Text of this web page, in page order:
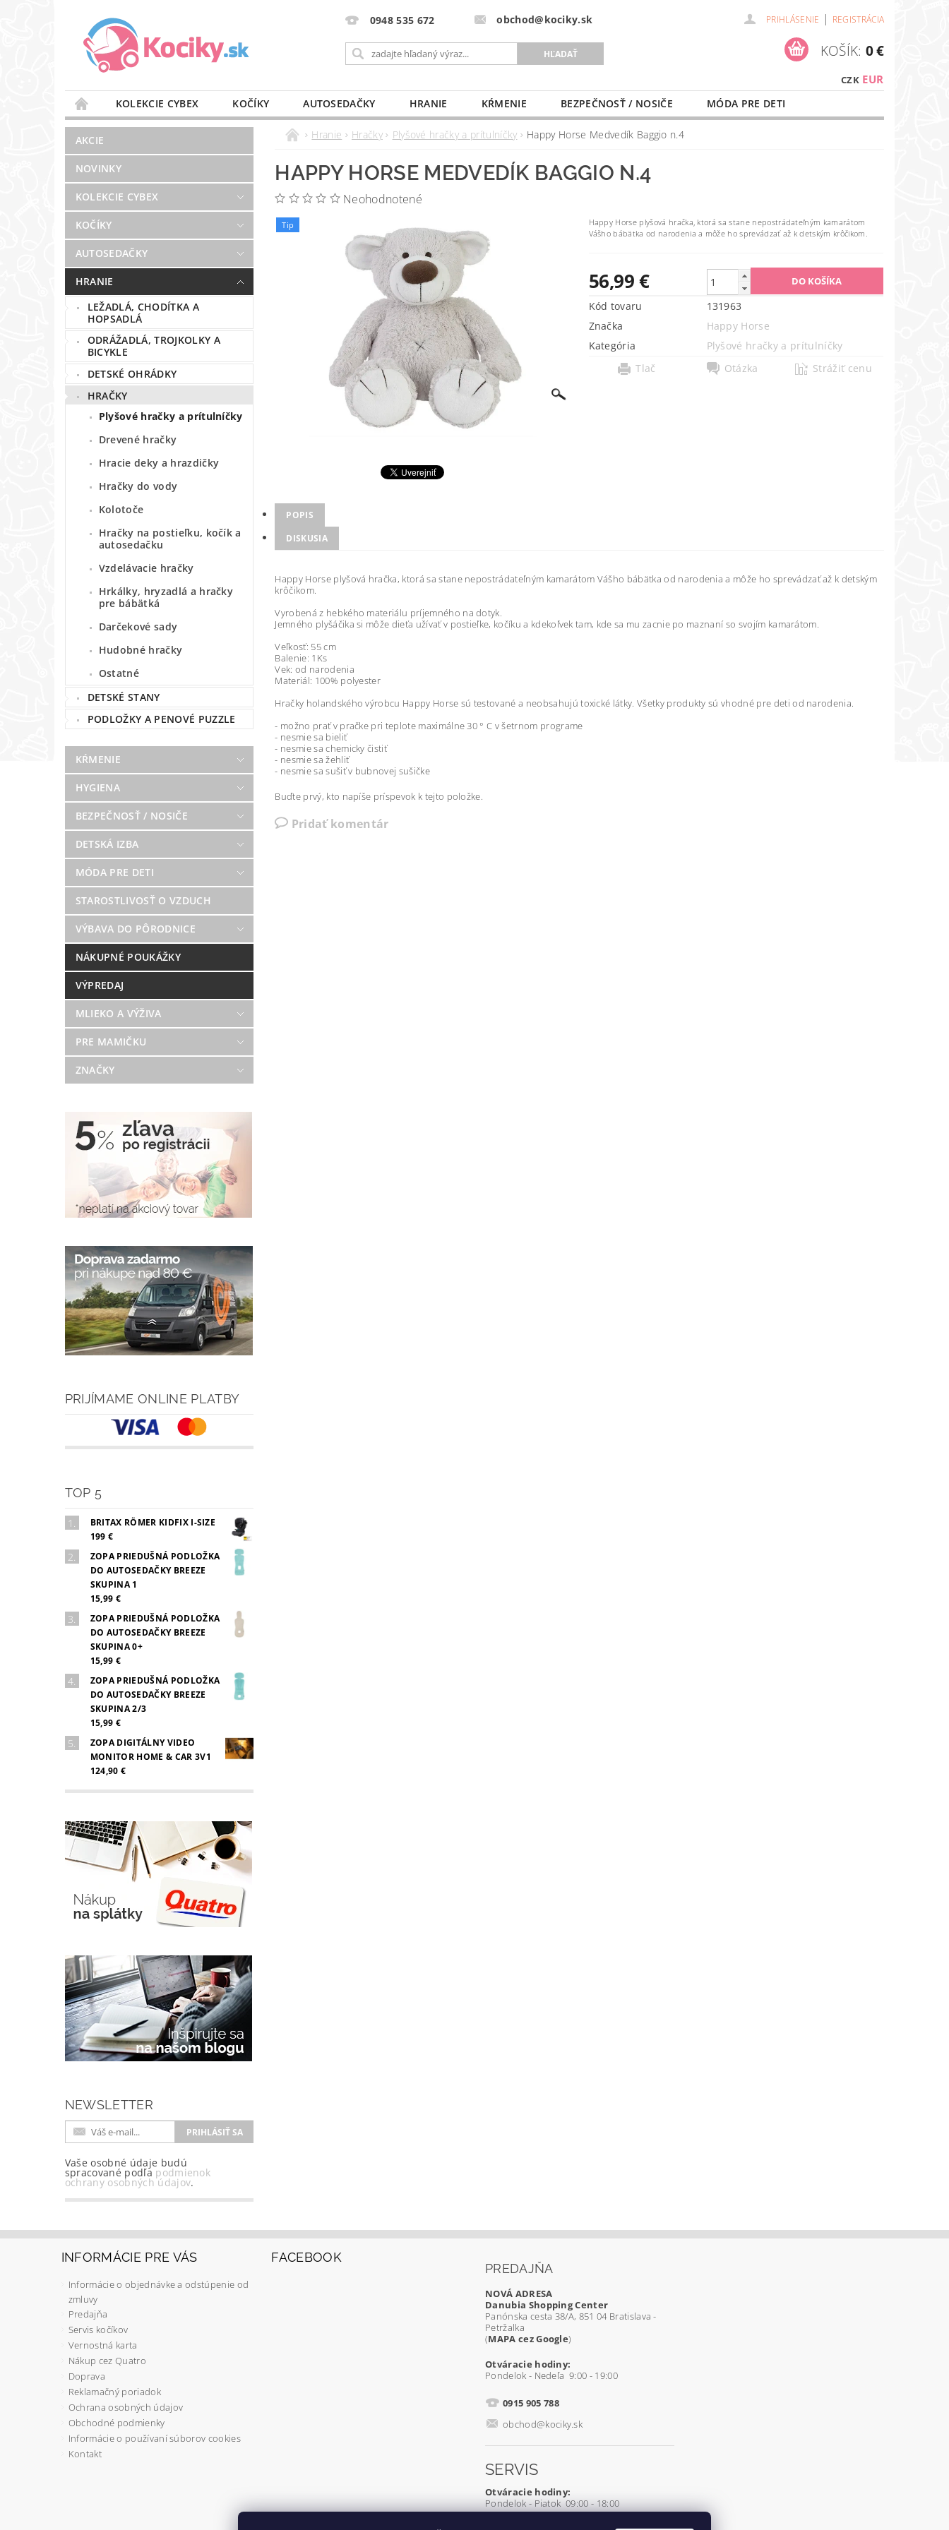
0948 535 672 obchod@kociky.sk PRIHLÁSENIE | REGISTRÁCIA
CZK EUR
KOŠÍK: 0 €
KOLEKCIE CYBEX KOČÍKY AUTOSEDAČKY HRANIE KŔMENIE BEZPEČNOSŤ / NOSIČE
MÓDA PRE DETI
STAROSTLIVOSŤ O VZDUCH
VÝBAVA DO PÔRODNICE MLIEKO A VÝŽIVA PRE MAMIČKU NAŠE SLUŽBY
BLOG
PREDAJŇA KONTAKT
AKCIE
NOVINKY
KOLEKCIE CYBEX
KOČÍKY
AUTOSEDAČKY
HRANIE
LEŽADLÁ, CHODÍTKA A
HOPSADLÁ
ODRÁŽADLÁ, TROJKOLKY A
BICYKLE
DETSKÉ OHRÁDKY
HRAČKY
Plyšové hračky a prítulníčky
Drevené hračky
Hracie deky a hrazdičky
Hračky do vody
Kolotoče
Hračky na postieľku, kočík a
autosedačku
Vzdelávacie hračky
Hrkálky, hryzadlá a hračky
pre bábätká
Darčekové sady
Hudobné hračky
Ostatné
DETSKÉ STANY
PODLOŽKY A PENOVÉ PUZZLE
KŔMENIE
HYGIENA
BEZPEČNOSŤ / NOSIČE
DETSKÁ IZBA
MÓDA PRE DETI
STAROSTLIVOSŤ O VZDUCH
VÝBAVA DO PÔRODNICE
NÁKUPNÉ POUKÁŽKY
VÝPREDAJ
MLIEKO A VÝŽIVA
PRE MAMIČKU
ZNAČKY
PRIJÍMAME ONLINE PLATBY
TOP 5
BRITAX RÖMER KIDFIX I-SIZE
199 €
ZOPA PRIEDUŠNÁ PODLOŽKA
DO AUTOSEDAČKY BREEZE
SKUPINA 1
15,99 €
ZOPA PRIEDUŠNÁ PODLOŽKA
DO AUTOSEDAČKY BREEZE
SKUPINA 0+
15,99 €
ZOPA PRIEDUŠNÁ PODLOŽKA
DO AUTOSEDAČKY BREEZE
SKUPINA 2/3
15,99 €
ZOPA DIGITÁLNY VIDEO
MONITOR HOME & CAR 3V1
124,90 €
NEWSLETTER
Vaše osobné údaje budú
spracované podľa podmienok
ochrany osobných údajov.
Hranie Hračky Plyšové hračky a prítulníčky Happy Horse Medvedík Baggio n.4
HAPPY HORSE MEDVEDÍK BAGGIO N.4
Neohodnotené
Tip
Happy Horse plyšová hračka, ktorá sa stane nepostrádateľným kamarátom
Vášho bábätka od narodenia a môže ho sprevádzať až k detským krôčikom.
56,99 €
Kód tovaru
131963
Značka
Happy Horse
Kategória
Plyšové hračky a prítulníčky
Tlač
Otázka Strážiť cenu
POPIS
DISKUSIA
Happy Horse plyšová hračka, ktorá sa stane nepostrádateľným kamarátom Vášho bábätka od narodenia a môže ho sprevádzať až k detským
krôčikom.
Vyrobená z hebkého materiálu príjemného na dotyk.
Jemného plyšáčika si môže dieťa užívať v postieľke, kočíku a kdekoľvek tam, kde sa mu zacnie po maznaní so svojím kamarátom.
Veľkosť: 55 cm
Balenie: 1Ks
Vek: od narodenia
Materiál: 100% polyester
Hračky holandského výrobcu Happy Horse sú testované a neobsahujú toxické látky. Všetky produkty sú vhodné pre deti od narodenia.
- možno prať v pračke pri teplote maximálne 30 ° C v šetrnom programe
- nesmie sa bieliť
- nesmie sa chemicky čistiť
- nesmie sa žehliť
- nesmie sa sušiť v bubnovej sušičke
Buďte prvý, kto napíše príspevok k tejto položke.
Pridať komentár
INFORMÁCIE PRE VÁS
Informácie o objednávke a odstúpenie od
zmluvy
Predajňa
Servis kočíkov
Vernostná karta
Nákup cez Quatro
Doprava
Reklamačný poriadok
Ochrana osobných údajov
Obchodné podmienky
Informácie o používaní súborov cookies
Kontakt
FACEBOOK
PREDAJŇA
NOVÁ ADRESA
Danubia Shopping Center
Panónska cesta 38/A, 851 04 Bratislava -
Petržalka
(MAPA cez Google)
Otváracie hodiny:
Pondelok - Nedeľa 9:00 - 19:00
0915 905 788
obchod@kociky.sk
SERVIS
Otváracie hodiny:
Pondelok - Piatok 09:00 - 18:00